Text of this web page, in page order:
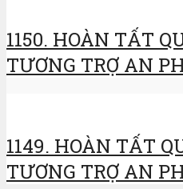
1150. HOÀN TẤT
TƯƠNG TRỢ AN
1149. HOÀN TẤT
TƯƠNG TRỢ AN